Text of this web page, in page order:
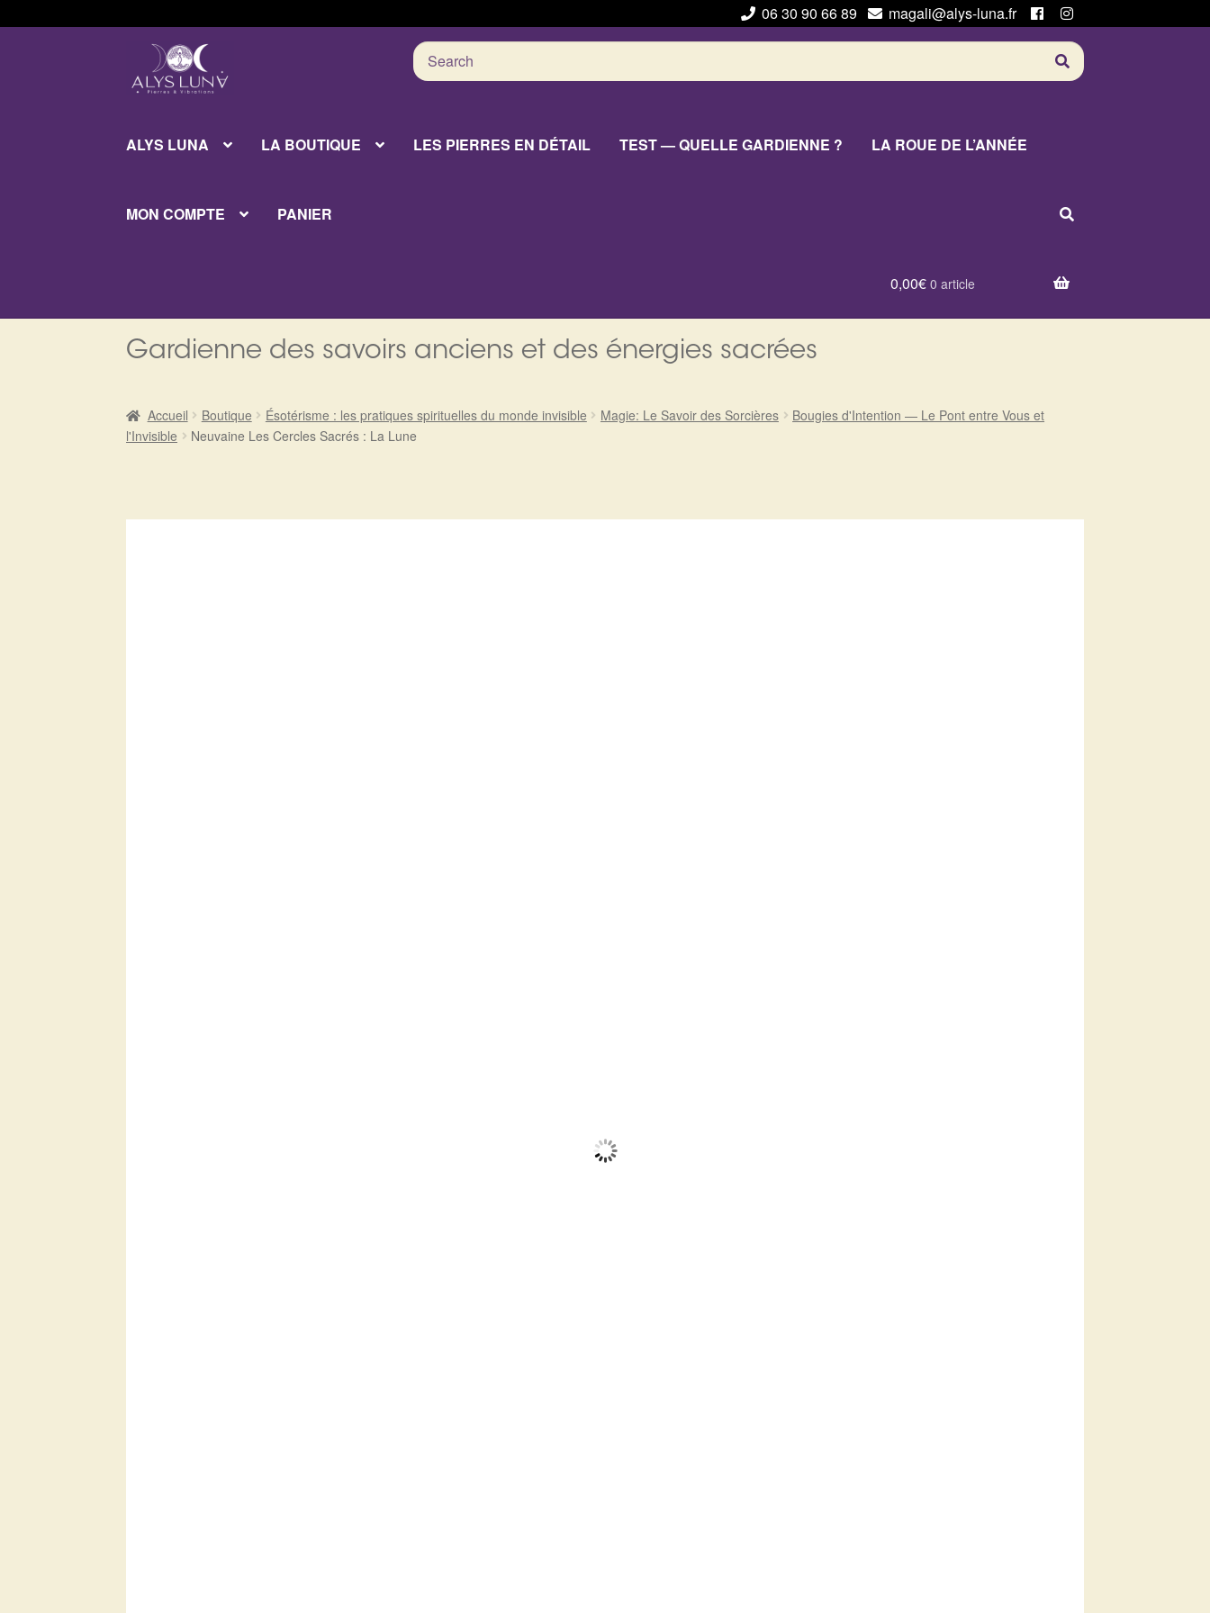
06 30 90 66 89
magali@alys-luna.fr
Aller
la
Aller
au
contenu
Search
for:
ALYS LUNA LA BOUTIQUE LES PIERRES EN DÉTAIL TEST — QUELLE GARDIENNE ? LA ROUE DE L’ANNÉE
MON COMPTE PANIER
0,00€ 0 article
Gardienne des savoirs anciens et des énergies sacrées
Accueil Boutique Ésotérisme : les pratiques spirituelles du monde invisible Magie: Le Savoir des Sorcières
Bougies d'Intention — Le Pont entre Vous et
l'Invisible
Neuvaine Les Cercles Sacrés : La Lune